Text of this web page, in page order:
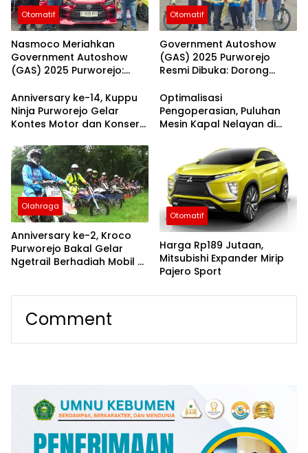
Otomatif
Nasmoco Meriahkan
Government Autoshow
(GAS) 2025 Purworejo:
Tahun dan Harga Toyota
Terbaru
Otomatif
Government Autoshow
(GAS) 2025 Purworejo
Resmi Dibuka: Dorong
dan Kesadaran Pajak
Kendaraan
Anniversary ke-14, Kuppu
Ninja Purworejo Gelar
Kontes Motor dan Konser
Optimalisasi
Pengoperasian, Puluhan
Mesin Kapal Nelayan di
Servis Gratis dari Komisi IV
DPR RI dan KKP
Olahraga
Anniversary ke-2, Kroco
Purworejo Bakal Gelar
Ngetrail Berhadiah Mobil di
Otomatif
Harga Rp189 Jutaan,
Mitsubishi Expander Mirip
Pajero Sport
Comment